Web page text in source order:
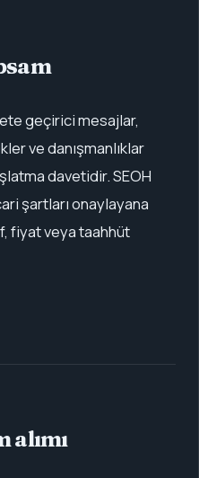
geçirici mesajlar,
ve danışmanlıklar
davetidir. SEOH
şartları onaylayana
fiyat veya taahhüt